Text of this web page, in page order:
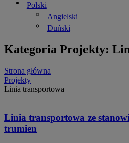
Polski
Angielski
Duński
Kategoria Projekty:
Strona główna
Projekty
Linia transportowa
Linia transportowa ze
trumien